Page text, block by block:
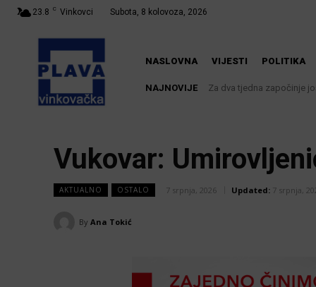
23.8 C Vinkovci Subota, 8 kolovoza, 2026
NASLOVNA VIJESTI POLITIKA
NAJNOVIJE Za dva tjedna započinje
U Županji održana
Vukovar:
AKTUALNO OSTALO 7 srpnja, 2026 Updated: 7 srpnja,
By Ana Tokić